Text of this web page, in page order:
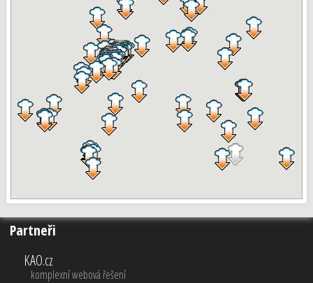
Partneři
KAO.cz
komplexní webová řešení